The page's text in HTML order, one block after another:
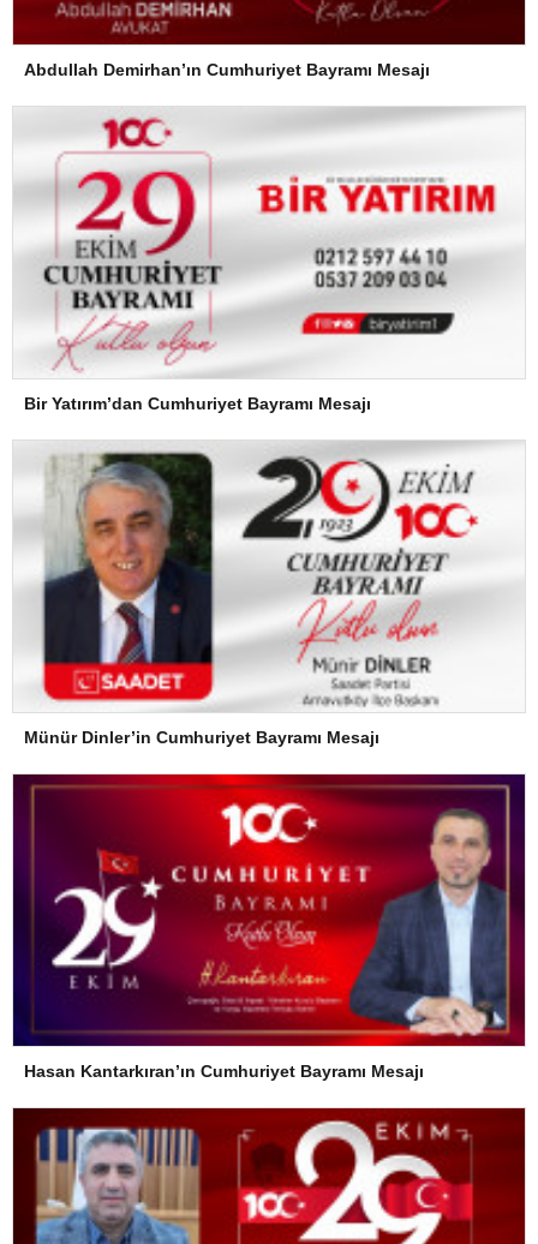
Abdullah Demirhan’ın Cumhuriyet Bayramı Mesajı
Bir Yatırım’dan Cumhuriyet Bayramı Mesajı
Münür Dinler’in Cumhuriyet Bayramı Mesajı
Hasan Kantarkıran’ın Cumhuriyet Bayramı Mesajı